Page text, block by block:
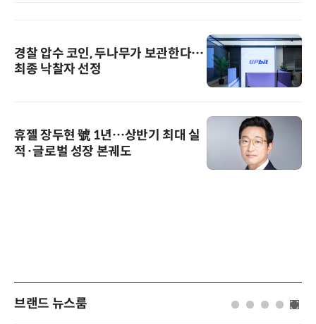
경찰 압수 코인, 두나무가 보관한다…
최종 낙찰자 선정
휴젤 장두현 號 1년…상반기 최대 실
적·글로벌 성장 본궤도
브랜드 뉴스룸